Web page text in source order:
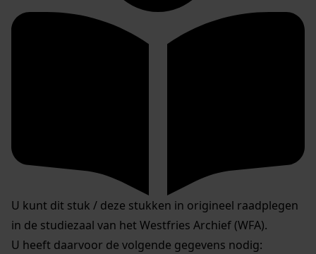
U kunt dit stuk / deze stukken in origineel raadplegen
in de studiezaal van het Westfries Archief (WFA).
U heeft daarvoor de volgende gegevens nodig: